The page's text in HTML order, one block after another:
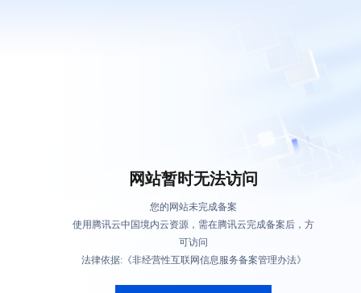
网站暂时无法访问
您的网站未完成备案
使用腾讯云中国境内云资源，需在腾讯云完成备案后，方
可访问
法律依据:《非经营性互联网信息服务备案管理办法》